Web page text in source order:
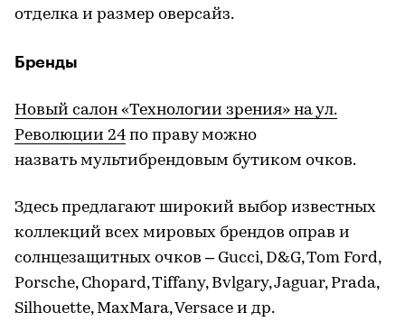
отделка и размер оверсайз.
Бренды
Новый салон «Технологии зрения» на ул.
Революции 24 по праву можно
назвать мультибрендовым бутиком очков.
Здесь предлагают широкий выбор известных
коллекций всех мировых брендов оправ и
солнцезащитных очков – Gucci, D&G, Tom Ford,
Porsche, Chopard, Tiffany, Bvlgary, Jaguar, Prada,
Silhouette, MaxMara, Versace и др.